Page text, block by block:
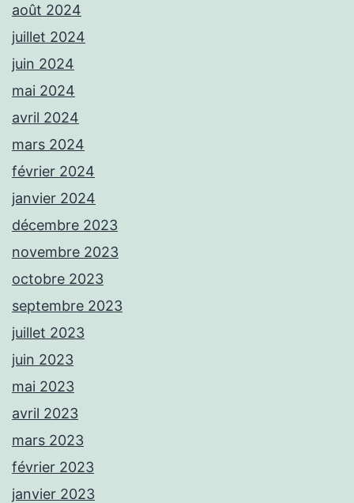
août 2024
juillet 2024
juin 2024
mai 2024
avril 2024
mars 2024
février 2024
janvier 2024
décembre 2023
novembre 2023
octobre 2023
septembre 2023
juillet 2023
juin 2023
mai 2023
avril 2023
mars 2023
février 2023
janvier 2023